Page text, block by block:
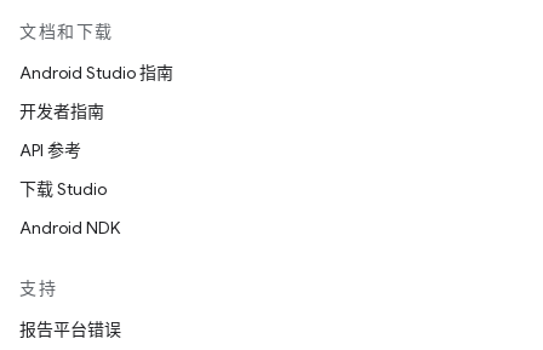
文档和下载
Android Studio 指南
开发者指南
API 参考
下载 Studio
Android NDK
支持
报告平台错误